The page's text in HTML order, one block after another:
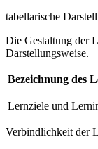
tabellarische
Die Gestaltung der
Darstellungsweise.
Bezeichnung des
Lernziele und
Verbindlichkeit der